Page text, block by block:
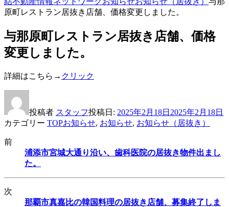
原町レストラン居抜き店舗、価格変更しました。
与那原町レストラン居抜き店舗、価格
変更しました。
詳細はこちら→ クリック
投稿者 スタッフ投稿日: 2025年2月18日 2025年2月18日
カテゴリー TOPお知らせ, お知らせ, お知らせ（居抜き）
前
浦添市宮城大通り沿い、歯科医院の居抜き物件出まし
た。
次
那覇市真嘉比の韓国料理の居抜き店舗、募集終了しま